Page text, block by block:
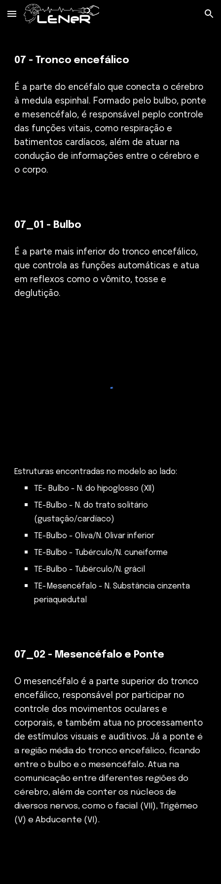
Skip to main content Skip to navigation
07 -Tronco encefálico
É a parte do encéfalo que conecta o cérebro
à medula espinhal. Formado pelo bulbo, ponte
e mesencéfalo, é responsável peplo controle
das funções vitais, como respiração e
batimentos cardíacos, além de atuar na
condução de informações entre o cérebro e
o corpo.
07_01 - Bulbo
É a parte mais inferior do tronco encefálico,
que controla as funções automáticas e atua
em reflexos como o vômito, tosse e
deglutição.
Estruturas encontradas no modelo ao lado:
TE- Bulbo - N. do hipoglosso (XII)
TE-Bulbo - N. do trato solitário
(gustação/cardíaco)
TE-Bulbo - Oliva/N. Olivar inferior
TE-Bulbo - Tubérculo/N. cuneiforme
TE-Bulbo - Tubérculo/N. grácil
TE-Mesencéfalo - N. Substância cinzenta
periaquedutal
07_02 - Mesencéfalo e Ponte
O mesencéfalo é a parte superior do tronco
encefálico, responsável por participar no
controle dos movimentos oculares e
corporais, e também atua no processamento
de estímulos visuais e auditivos. Já a ponteé
a região média do tronco encefálico, ficando
entre o bulbo e o mesencéfalo. Atua na
comunicação entre diferentes regiões do
cérebro, além de conter os núcleos de
diversos nervos, como o facial (VII), Trigêmeo
(V) e Abducente (VI).